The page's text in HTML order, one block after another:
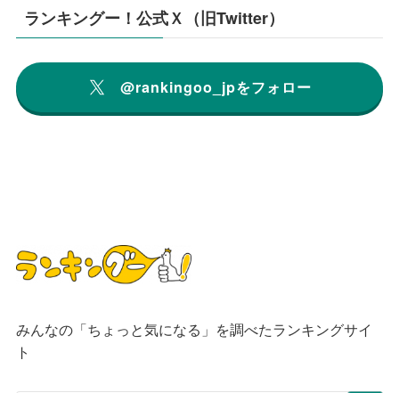
ランキングー！公式Ｘ（旧Twitter）
@rankingoo_jpをフォロー
みんなの「ちょっと気になる」を調べたランキングサイ
ト